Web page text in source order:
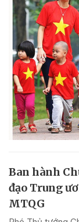
Ban hành
đạo Trung
MTQG